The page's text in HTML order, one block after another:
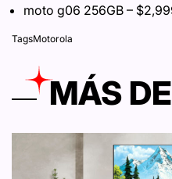
moto g06 256GB –
TagsMotorola
MÁS